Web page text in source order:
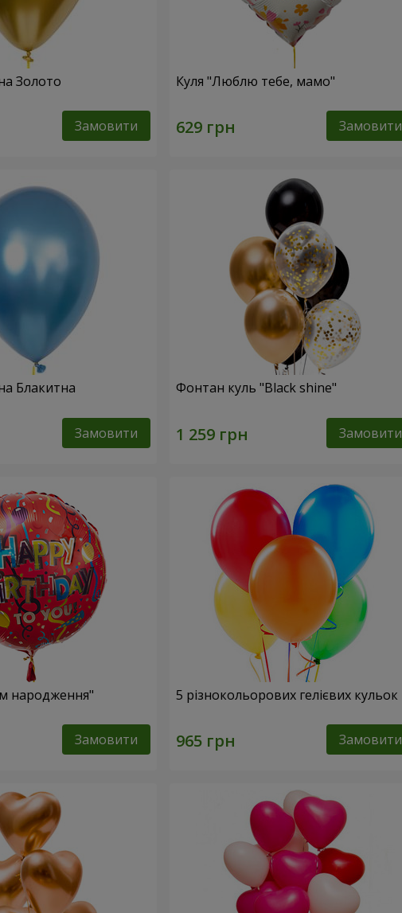
Золото
Замовити
Куля "Люблю тебе, мамо"
Замовити
Блакитна
Замовити
Фонтан куль "Black shine"
Замовити
народження"
Замовити
5 різнокольорових гелієвих кульок
Замовити